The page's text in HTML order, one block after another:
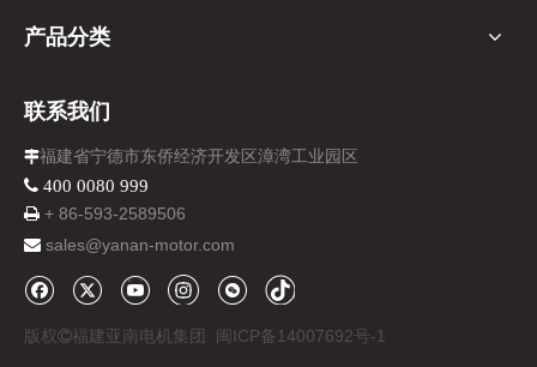
产品分类
联系我们
福建省宁德市东侨经济开发区漳湾工业园区
 400 0080 999
 + 86-593-2589506
 sales@yanan-motor.com
版权福建亚南电机集团 闽ICP备14007692号-1